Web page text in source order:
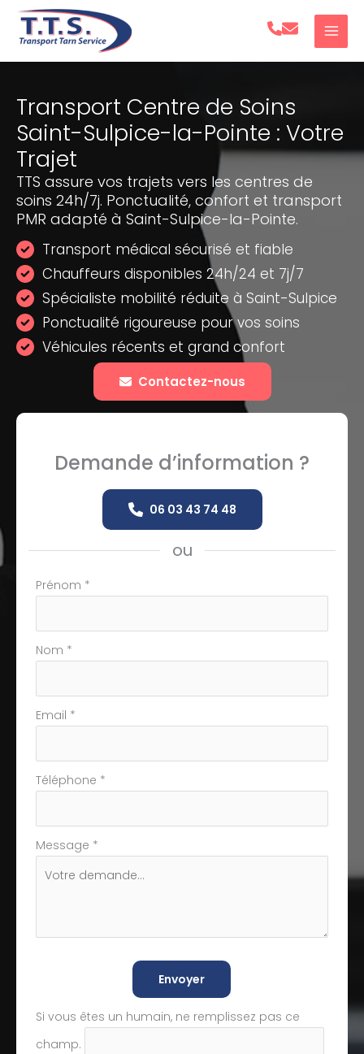
Aller
Transport Centre de Soins
Saint-Sulpice-la-Pointe : Votre
Trajet
TTS assure vos trajets vers les centres de
soins 24h/7j. Ponctualité, confort et transport
PMR adapté à Saint-Sulpice-la-Pointe.
Transport médical sécurisé et fiable
Chauffeurs disponibles 24h/24 et 7j/7
Spécialiste mobilité réduite à Saint-Sulpice
Ponctualité rigoureuse pour vos soins
Véhicules récents et grand confort
Contactez-nous
Demande d’information ?
06 03 43 74 48
ou
Formulaire
téléphone
Prénom *
Nom *
Email *
Téléphone *
Message *
Envoyer
Si vous êtes un humain, ne remplissez pas ce
champ.